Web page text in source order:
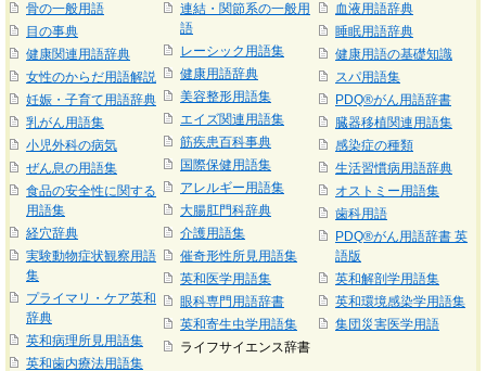
骨の一般用語
目の事典
健康関連用語辞典
女性のからだ用語解説
妊娠・子育て用語辞典
乳がん用語集
小児外科の病気
ぜん息の用語集
食品の安全性に関する
用語集
経穴辞典
実験動物症状観察用語
集
プライマリ・ケア英和
辞典
英和病理所見用語集
英和歯内療法用語集
連結・関節系の一般用
語
レーシック用語集
健康用語辞典
美容整形用語集
エイズ関連用語集
筋疾患百科事典
国際保健用語集
アレルギー用語集
大腸肛門科辞典
介護用語集
催奇形性所見用語集
英和医学用語集
眼科専門用語辞書
英和寄生虫学用語集
ライフサイエンス辞書
血液用語辞典
睡眠用語辞典
健康用語の基礎知識
スパ用語集
PDQ®がん用語辞書
臓器移植関連用語集
感染症の種類
生活習慣病用語辞典
オストミー用語集
歯科用語
PDQ®がん用語辞書 英
語版
英和解剖学用語集
英和環境感染学用語集
集団災害医学用語